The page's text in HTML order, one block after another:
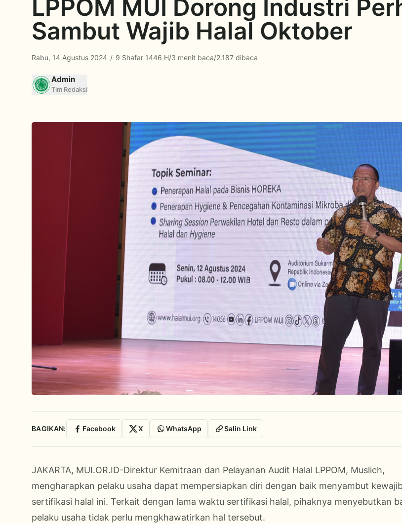
LPPOM MUI Dorong Industri
Sambut Wajib Halal Oktober
Rabu, 14 Agustus 2024 / 9 Shafar 1446 H/3 menit baca/2.187 dibaca
Admin
Tim Redaksi
BAGIKAN: Facebook X WhatsApp Salin Link
JAKARTA, MUI.OR.ID-Direktur Kemitraan dan Pelayanan Audit Halal LPPOM, Muslich,
mengharapkan pelaku usaha dapat mempersiapkan diri dengan baik menyambut
sertifikasi halal ini. Terkait dengan lama waktu sertifikasi halal, pihaknya menyebutkan
pelaku usaha tidak perlu mengkhawatirkan hal tersebut.